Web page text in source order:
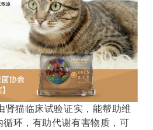
肾猫临床试验证实，能帮助维
环，有助代谢有害物质，可